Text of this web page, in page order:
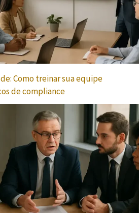
Como treinar sua equipe
de compliance